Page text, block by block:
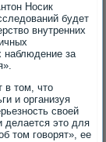
Носик
будет
внутренних
наблюдение за
в том, что
и организуя
своей
делается это для
том говорят», ее